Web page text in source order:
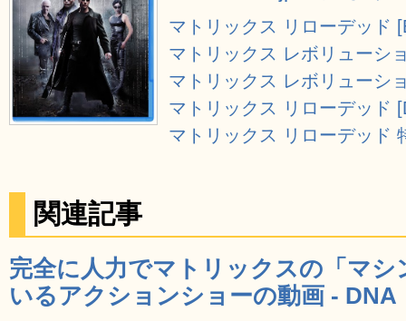
マトリックス リローデッド
マトリックス レボリューシ
マトリックス レボリューシ
マトリックス リローデッド
マトリックス リローデッド
関連記事
完全に人力でマトリックスの「マ
いるアクションショーの動画 - DNA